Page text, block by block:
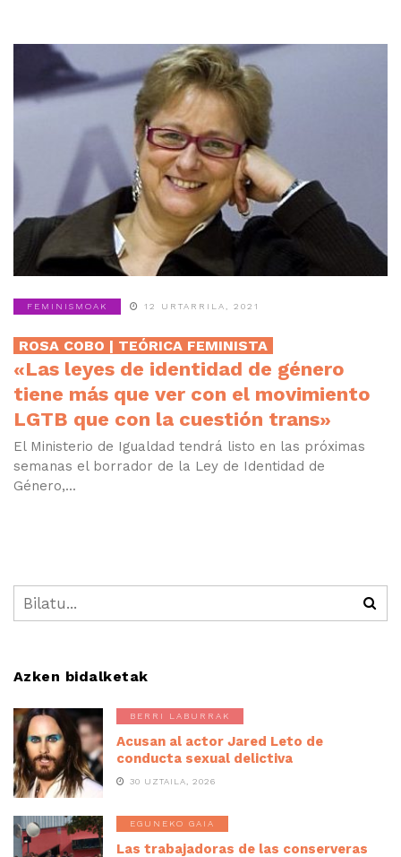
FEMINISMOAK 12 URTARRILA, 2021
ROSA COBO | TEÓRICA FEMINISTA
«Las leyes de identidad de género
tiene más que ver con el movimiento
LGTB que con la cuestión trans»
El Ministerio de Igualdad tendrá listo en las próximas
semanas el borrador de la Ley de Identidad de
Género,...
Azken bidalketak
BERRI LABURRAK
Acusan al actor Jared Leto de
conducta sexual delictiva
30 UZTAILA, 2026
EGUNEKO GAIA
Las trabajadoras de las conserveras